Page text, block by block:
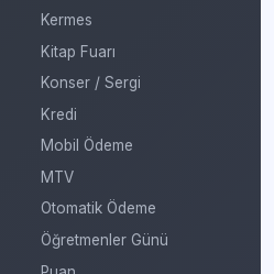
Kermes
Kitap Fuarı
Konser / Sergi
Kredi
Mobil Ödeme
MTV
Otomatik Ödeme
Öğretmenler Günü